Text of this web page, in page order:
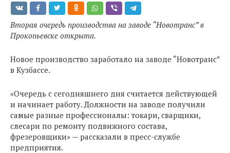
Вторая очередь производства на заводе “Новотранс” в
Прокопьевске открыта.
Новое производство заработало на заводе “Новотранс”
в Кузбассе.
«Очередь с сегодняшнего дня считается действующей
и начинает работу. Должности на заводе получили
самые разные профессионалы: токари, сварщики,
слесари по ремонту подвижного состава,
фрезеровщики» — рассказали в пресс-службе
предприятия.